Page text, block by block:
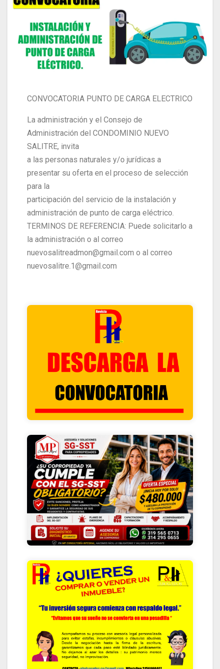
CONVOCATORIA PUNTO DE CARGA ELECTRICO
La administración y el Consejo de
Administración del CONDOMINIO NUEVO
SALITRE, invita
a las personas naturales y/o jurídicas a
presentar su oferta en el proceso de selección
para la
participación del servicio de la instalación y
administración de punto de carga eléctrico.
TERMINOS DE REFERENCIA: Puede solicitarlo a
la administración o al correo
nuevosalitreadmon@gmail.com o al correo
nuevosalitre.1@gmail.com
HACIENDO CLIK ACA
VISITA EL MICROSITIO